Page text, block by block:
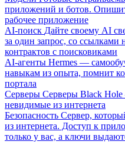
приложений и ботов.
рабочее приложение
AI-поиск Дайте своему AI
за один запрос, со ссылками
контрактов с поисковиками
AI-агенты Hermes —
навыкам из опыта, помнит
портала
Серверы Серверы Black
невидимые из интернета
Безопасность Сервер,
из интернета. Доступ к
только у вас, а ключи